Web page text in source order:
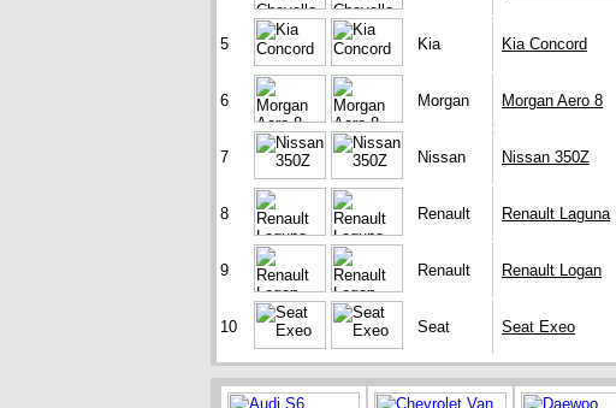
5 Kia Kia Concord
6 Morgan Morgan Aero 8
7 Nissan Nissan 350Z
8 Renault Renault Laguna
9 Renault Renault Logan
10 Seat Seat Exeo